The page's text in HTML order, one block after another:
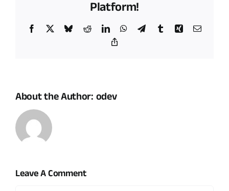
Platform!
Facebook BlueskyRedditLinkedInWhatsApp
TelegramTumblrXing Email
About the Author: odev
Leave A Comment